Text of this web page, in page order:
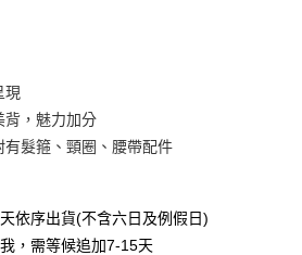
以上)免運費
現
，魅力加分
髮箍、頸圈、腰帶配件
依序出貨(不含六日及例假日)
，需等候追加7-15天